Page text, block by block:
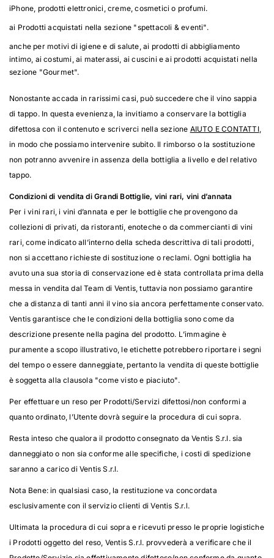
iPhone, prodotti elettronici, creme, cosmetici o profumi.
ai Prodotti acquistati nella sezione "spettacoli & eventi".
anche per motivi di igiene e di salute, ai prodotti di abbigliamento
intimo, ai costumi, ai materassi, ai cuscini e ai prodotti acquistati nella
sezione "Gourmet".
Nonostante accada in rarissimi casi, può succedere che il vino sappia
di tappo. In questa evenienza, la invitiamo a conservare la bottiglia
difettosa con il contenuto e scriverci nella sezione AIUTO E CONTATTI,
in modo che possiamo intervenire subito. Il rimborso o la sostituzione
non potranno avvenire in assenza della bottiglia a livello e del relativo
tappo.
Condizioni di vendita di Grandi Bottiglie, vini rari, vini d’annata
Per i vini rari, i vini d’annata e per le bottiglie che provengono da
collezioni di privati, da ristoranti, enoteche o da commercianti di vini
rari, come indicato all’interno della scheda descrittiva di tali prodotti,
non si accettano richieste di sostituzione o reclami. Ogni bottiglia ha
avuto una sua storia di conservazione ed è stata controllata prima della
messa in vendita dal Team di Ventis, tuttavia non possiamo garantire
che a distanza di tanti anni il vino sia ancora perfettamente conservato.
Ventis garantisce che le condizioni della bottiglia sono come da
descrizione presente nella pagina del prodotto. L’immagine è
puramente a scopo illustrativo, le etichette potrebbero riportare i segni
del tempo o essere danneggiate, pertanto la vendita di queste bottiglie
è soggetta alla clausola "come visto e piaciuto".
Per effettuare un reso per Prodotti/Servizi difettosi/non conformi a
quanto ordinato, l’Utente dovrà seguire la procedura di cui sopra.
Resta inteso che qualora il prodotto consegnato da Ventis S.r.l. sia
danneggiato o non sia conforme alle specifiche, i costi di spedizione
saranno a carico di Ventis S.r.l.
Nota Bene: in qualsiasi caso, la restituzione va concordata
esclusivamente con il servizio clienti di Ventis S.r.l.
Ultimata la procedura di cui sopra e ricevuti presso le proprie logistiche
i Prodotti oggetto del reso, Ventis S.r.l. provvederà a verificare che il